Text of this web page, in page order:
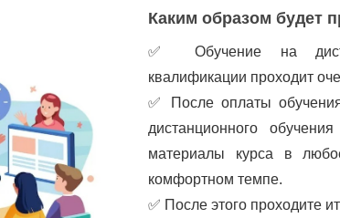
Каким образом будет
✅ Обучение на
квалификации проходит
✅ После оплаты
дистанционного
материалы курса в
комфортном темпе.
✅ После этого проходите